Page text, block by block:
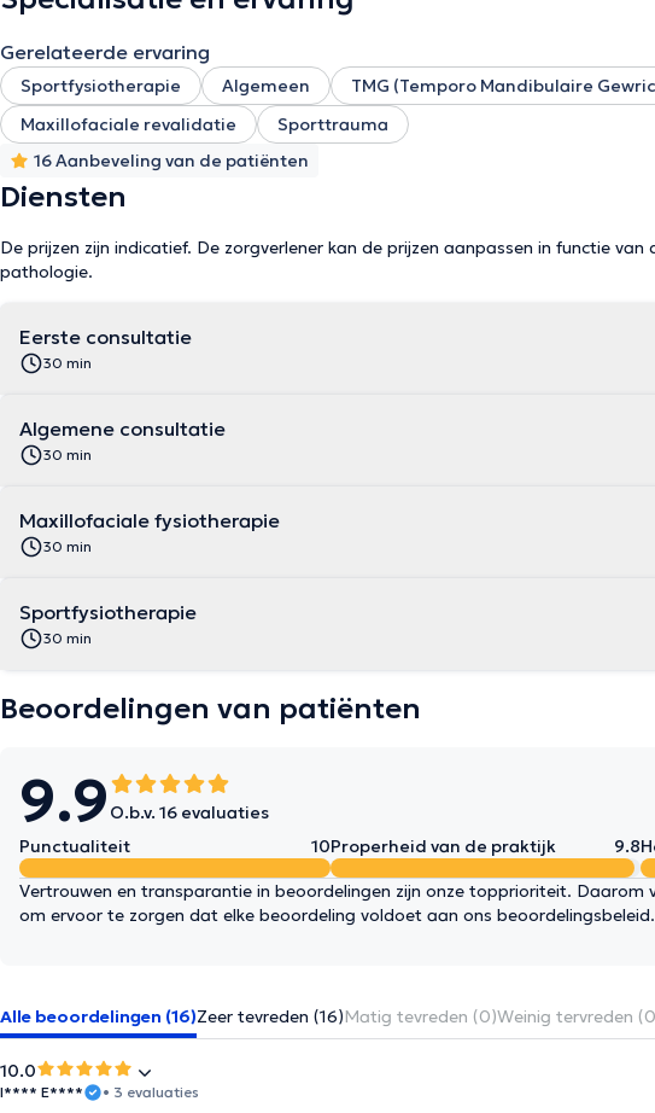
Gerelateerde ervaring
Sportfysiotherapie Algemeen TMG (Temporo Mandibulaire
Maxillofaciale revalidatie
Sporttrauma
16 Aanbeveling van de patiënten
Diensten
De prijzen zijn indicatief. De zorgverlener kan de prijzen aanpassen in functie van
pathologie.
Eerste consultatie
30 min
Algemene consultatie
30 min
Maxillofaciale fysiotherapie
30 min
Sportfysiotherapie
30 min
Beoordelingen van patiënten
9.9 O.b.v. 16 evaluaties
Punctualiteit
10Properheid van de praktijk 9.8
Vertrouwen en transparantie in beoordelingen zijn onze topprioriteit. Daarom
om ervoor te zorgen dat elke beoordeling voldoet aan ons beoordelingsbeleid.
Alle beoordelingen (16)Zeer tevreden (16)Matig tevreden (0)Weinig tervreden
10.0
I**** E**** • 3 evaluaties